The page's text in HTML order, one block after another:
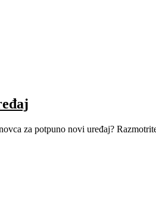
za potpuno novi uređaj?